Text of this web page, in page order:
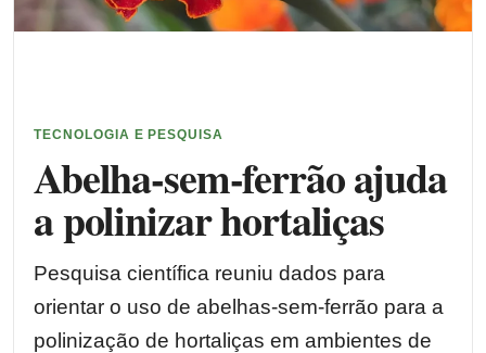
TECNOLOGIA E PESQUISA
Abelha-sem-ferrão ajuda
a polinizar hortaliças
Pesquisa científica reuniu dados para
orientar o uso de abelhas-sem-ferrão para a
polinização de hortaliças em ambientes de